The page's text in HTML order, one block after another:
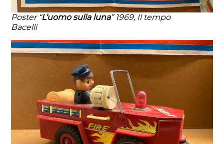
Poster “L’uomo sulla luna” 1969, Il tempo
Bacelli